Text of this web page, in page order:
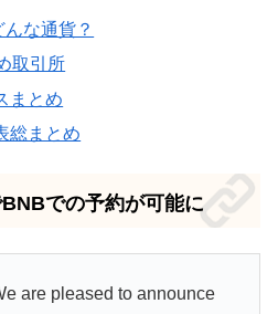
な通貨？
取引所
まとめ
総まとめ
での予約が可能に
are pleased to announce